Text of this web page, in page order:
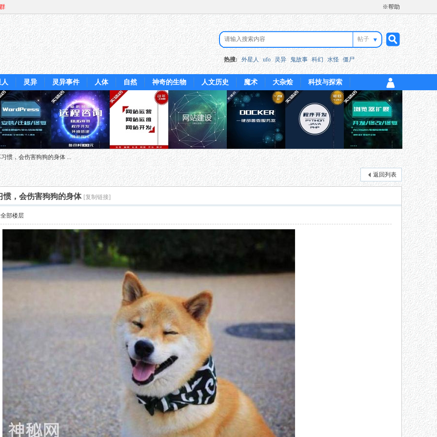
※帮助
帖子
搜
索
热搜: 外星人 ufo 灵异 鬼故事 科幻 水怪 僵尸
灵异 灵异事件 人体 自然 神奇的生物 人文历史 魔术 大杂烩 科技与探索
惯，会伤害狗狗的身体 ...
返回列表
惯，会伤害狗狗的身体 [复制链接]
部楼层